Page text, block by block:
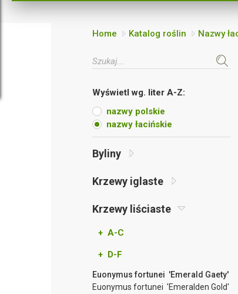
Home Katalog roślin Nazwy
Wyświetl wg. liter A-Z:
nazwy polskie
nazwy łacińskie
Byliny
Krzewy iglaste
Krzewy liściaste
+ A-C
+ D-F
Euonymus fortunei 'Emerald Gaety'
Euonymus fortunei 'Emeralden Gold'